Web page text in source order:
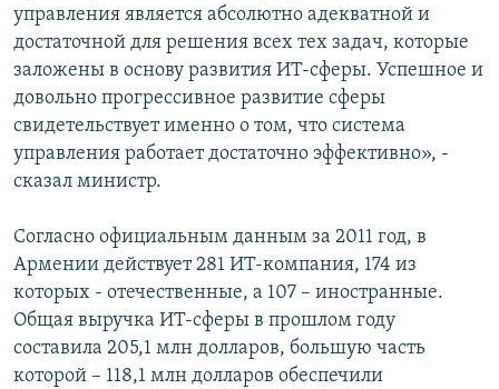
управления является абсолютно адекватной и
достаточной для решения всех тех задач, которые
заложены в основу развития ИТ-сферы. Успешное и
довольно прогрессивное развитие сферы
свидетельствует именно о том, что система
управления работает достаточно эффективно», -
сказал министр.
Согласно официальным данным за 2011 год, в
Армении действует 281 ИТ-компания, 174 из
которых - отечественные, а 107 – иностранные.
Общая выручка ИТ-сферы в прошлом году
составила 205,1 млн долларов, большую часть
которой – 118,1 млн долларов обеспечили